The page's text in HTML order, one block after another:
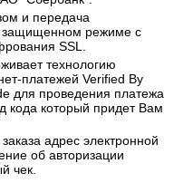
и передача
защищенном режиме с
SSL.
технологию
платежей Verified By
для проведения платежа
кода который придет Вам
адрес электронной
об авторизации
чек.